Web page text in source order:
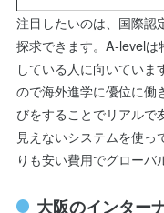
注目したいのは、国際認
探求できます。A-levelは
している人に向いてい
ので海外進学に優位に働
びをすることでリアルで
見えないシステムを使っ
りも安い費用でグローバ
大阪のインター